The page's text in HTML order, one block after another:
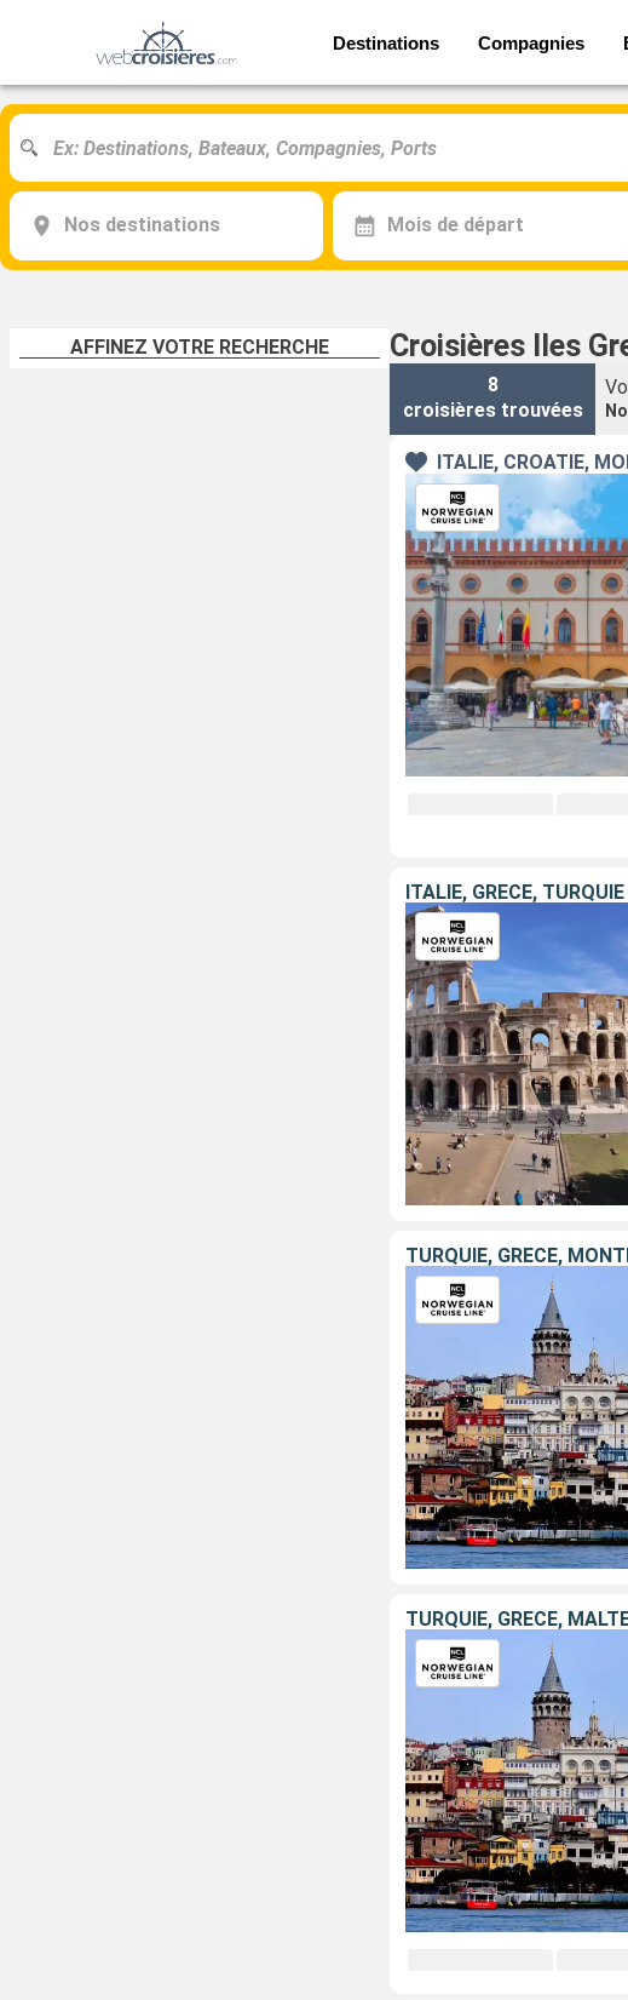
Destinations Compagnies
Nos destinations Mois de départ
AFFINEZ VOTRE RECHERCHE Croisières Iles
8
croisières trouvées
ITALIE, CROATIE,
ITALIE, GRÈCE, TURQUIE
TURQUIE, GRÈCE,
TURQUIE, GRÈCE,